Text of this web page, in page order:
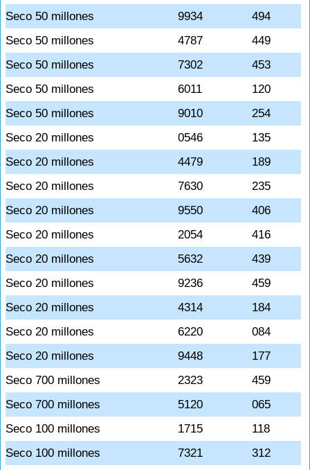
Seco 50 millones
9934
494
Seco 50 millones
4787
449
Seco 50 millones
7302
453
Seco 50 millones
6011
120
Seco 50 millones
9010
254
Seco 20 millones
0546
135
Seco 20 millones
4479
189
Seco 20 millones
7630
235
Seco 20 millones
9550
406
Seco 20 millones
2054
416
Seco 20 millones
5632
439
Seco 20 millones
9236
459
Seco 20 millones
4314
184
Seco 20 millones
6220
084
Seco 20 millones
9448
177
Seco 700 millones
2323
459
Seco 700 millones
5120
065
Seco 100 millones
1715
118
Seco 100 millones
7321
312